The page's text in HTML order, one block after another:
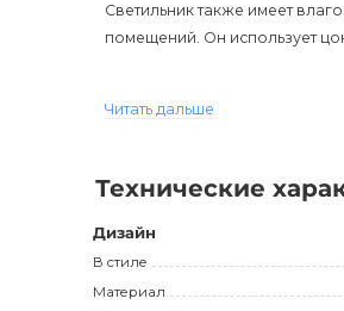
Светильник также имеет
помещений. Он использует
которое создаст атмосферу
Цена указана за один
дополнительная информация,
добавьте стиль и красоту в
Читать дальше
Технические
Дизайн
В стиле
Материал